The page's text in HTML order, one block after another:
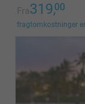
Fra319,00
fragtomkostninger